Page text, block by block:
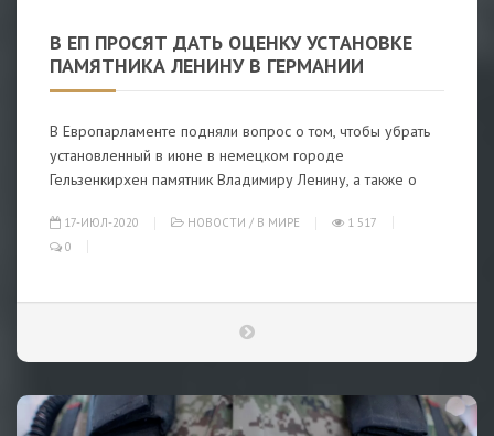
В ЕП ПРОСЯТ ДАТЬ ОЦЕНКУ УСТАНОВКЕ
ПАМЯТНИКА ЛЕНИНУ В ГЕРМАНИИ
В Европарламенте подняли вопрос о том, чтобы убрать
установленный в июне в немецком городе
Гельзенкирхен памятник Владимиру Ленину, а также о
17-ИЮЛ-2020 НОВОСТИ / В МИРЕ
1 517
0